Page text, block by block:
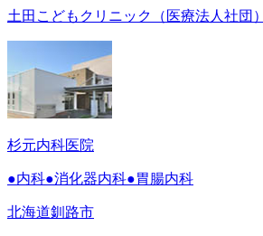
土田こどもクリニック（医療法人社団）
杉元内科医院
●内科●消化器内科●胃腸内科
北海道釧路市